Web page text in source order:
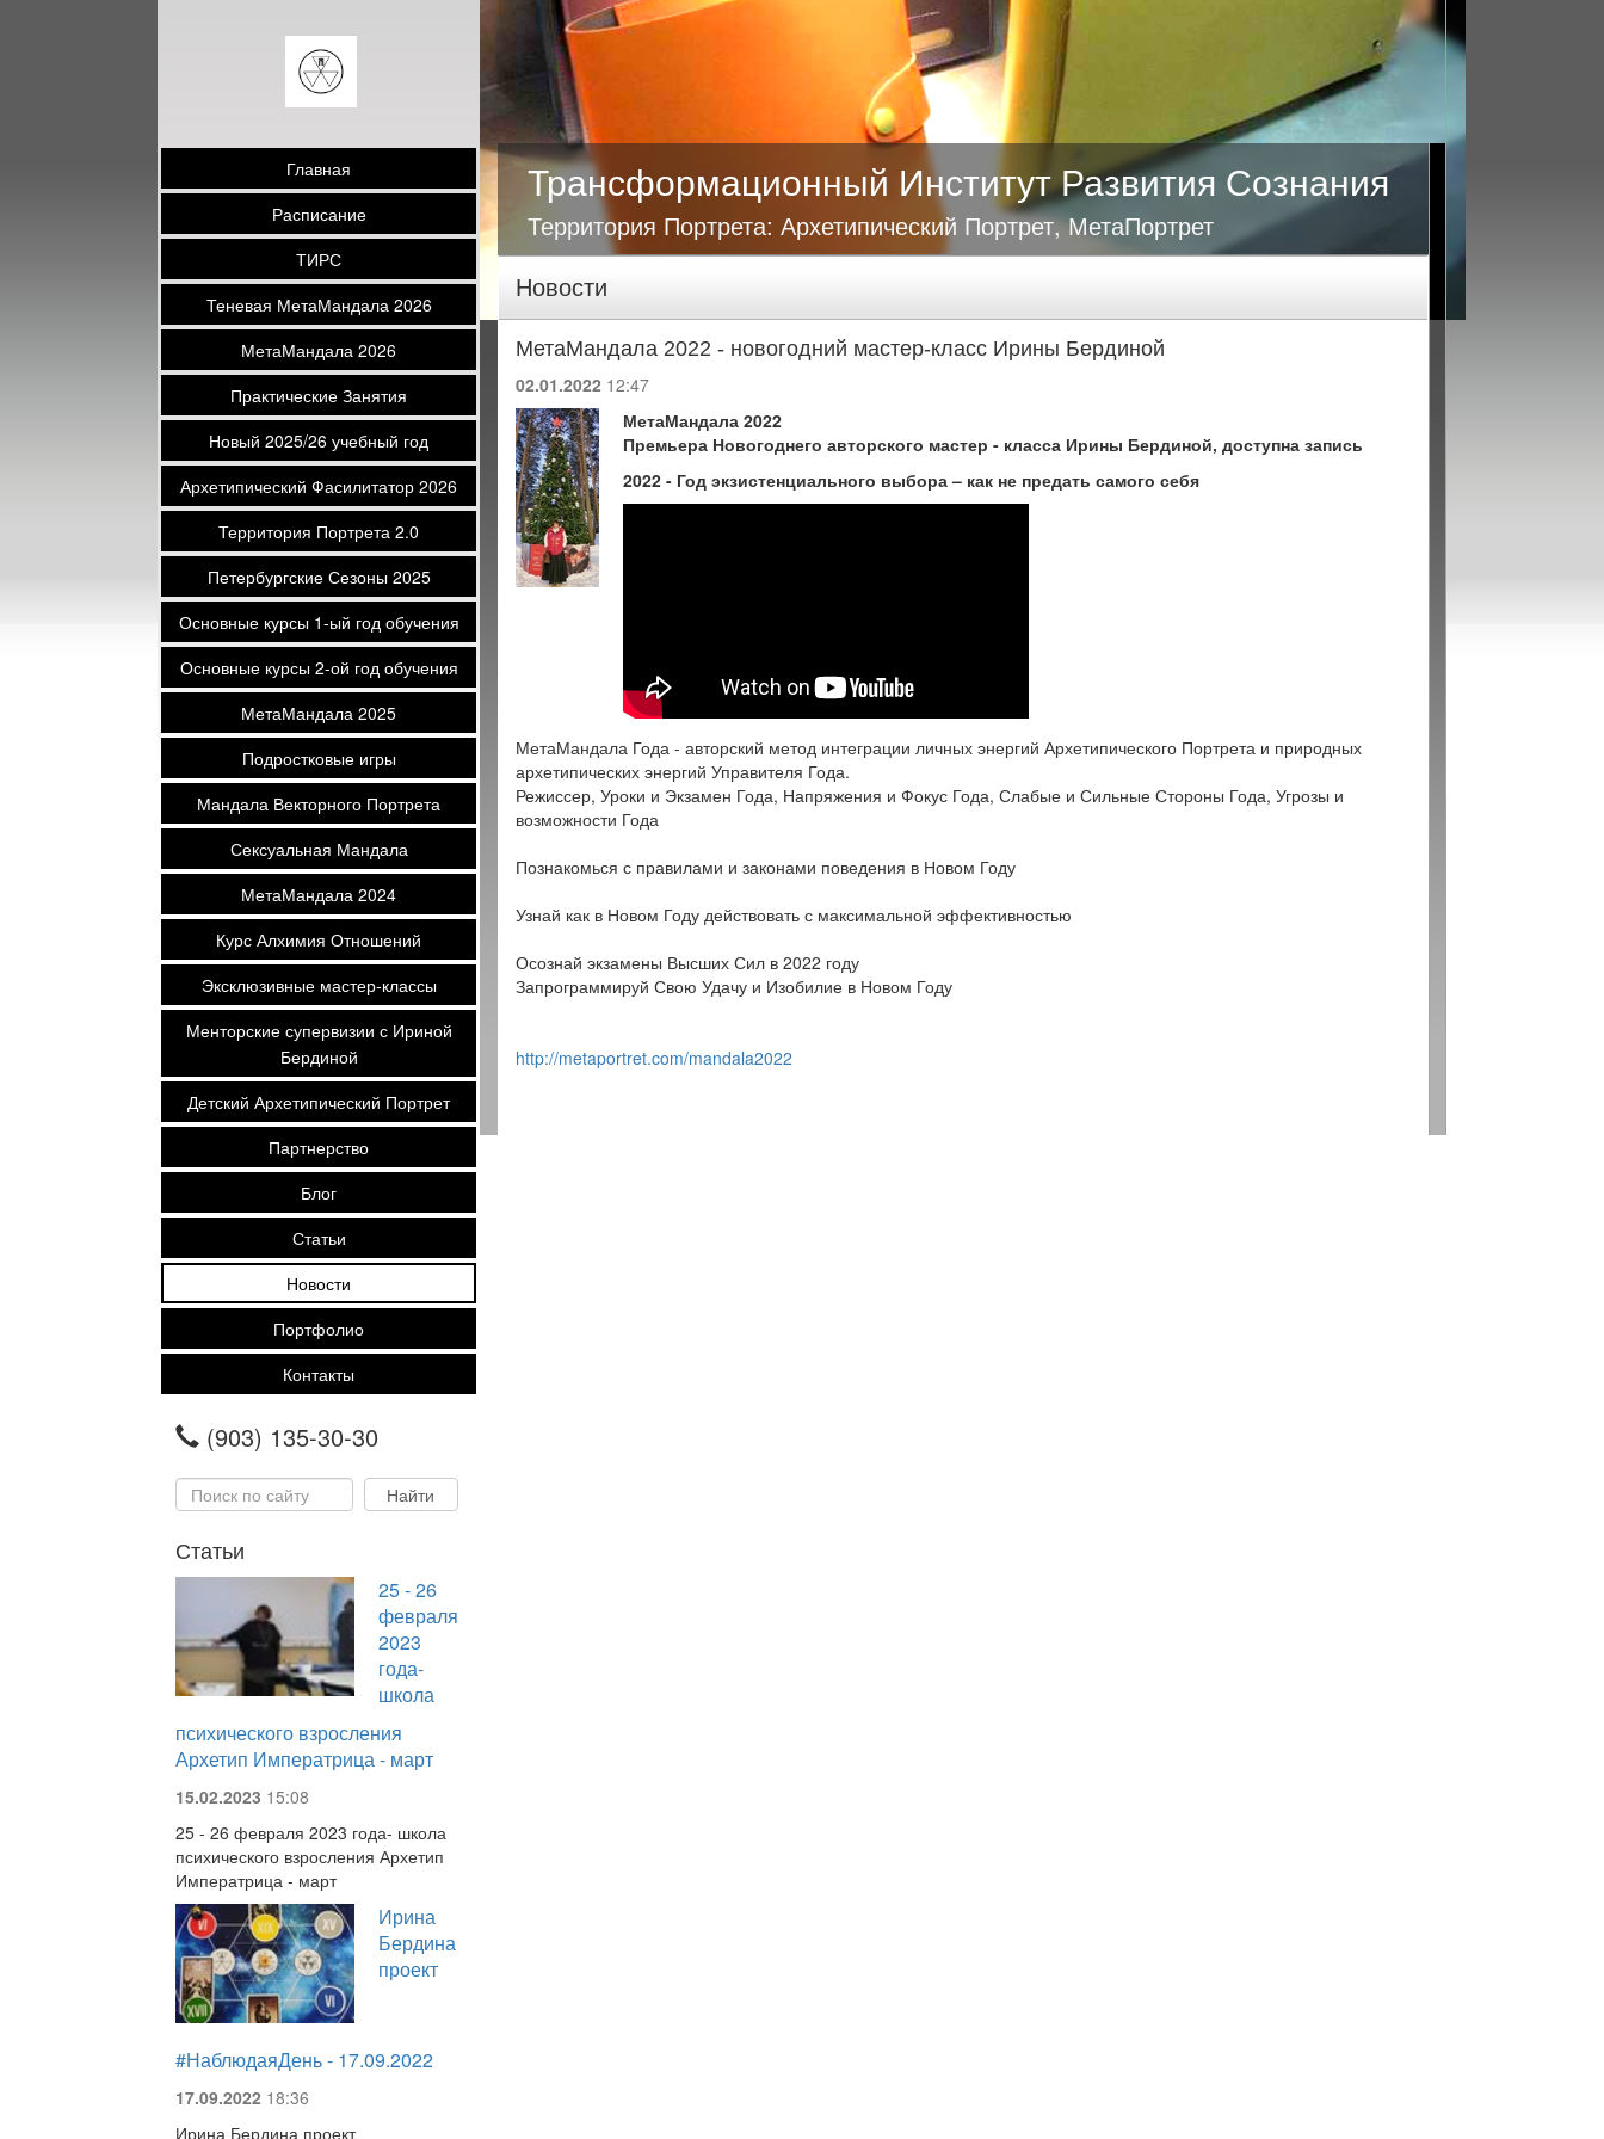
Главная
Расписание
ТИРС
Теневая МетаМандала 2026
МетаМандала 2026
Практические Занятия
Новый 2025/26 учебный год
Архетипический Фасилитатор 2026
Территория Портрета 2.0
Петербургские Сезоны 2025
Основные курсы 1-ый год обучения
Основные курсы 2-ой год обучения
МетаМандала 2025
Подростковые игры
Мандала Векторного Портрета
Сексуальная Мандала
МетаМандала 2024
Курс Алхимия Отношений
Эксклюзивные мастер-классы
Менторские супервизии с Ириной
Бердиной
Детский Архетипический Портрет
Партнерство
Блог
Статьи
Новости
Портфолио
Контакты
(903) 135-30-30
Статьи
25 - 26
февраля
2023
года-
школа
психического взросления
Архетип Императрица - март
15.02.2023 15:08
25 - 26 февраля 2023 года- школа
психического взросления Архетип
Императрица - март
Ирина
Бердина
проект
#НаблюдаяДень - 17.09.2022
17.09.2022 18:36
Ирина Бердина проект
Трансформационный Институт Развития Сознания
Территория Портрета: Архетипический Портрет, МетаПортрет
Новости
МетаМандала 2022 - новогодний мастер-класс Ирины Бердиной
02.01.2022 12:47
МетаМандала 2022
Премьера Новогоднего авторского мастер - класса Ирины Бердиной, доступна запись
2022 - Год экзистенциального выбора – как не предать самого себя
МетаМандала Года - авторский метод интеграции личных энергий Архетипического Портрета и природных
архетипических энергий Управителя Года.
Режиссер, Уроки и Экзамен Года, Напряжения и Фокус Года, Слабые и Сильные Стороны Года, Угрозы и
возможности Года
Познакомься с правилами и законами поведения в Новом Году
Узнай как в Новом Году действовать с максимальной эффективностью
Осознай экзамены Высших Сил в 2022 году
Запрограммируй Свою Удачу и Изобилие в Новом Году
http://metaportret.com/mandala2022